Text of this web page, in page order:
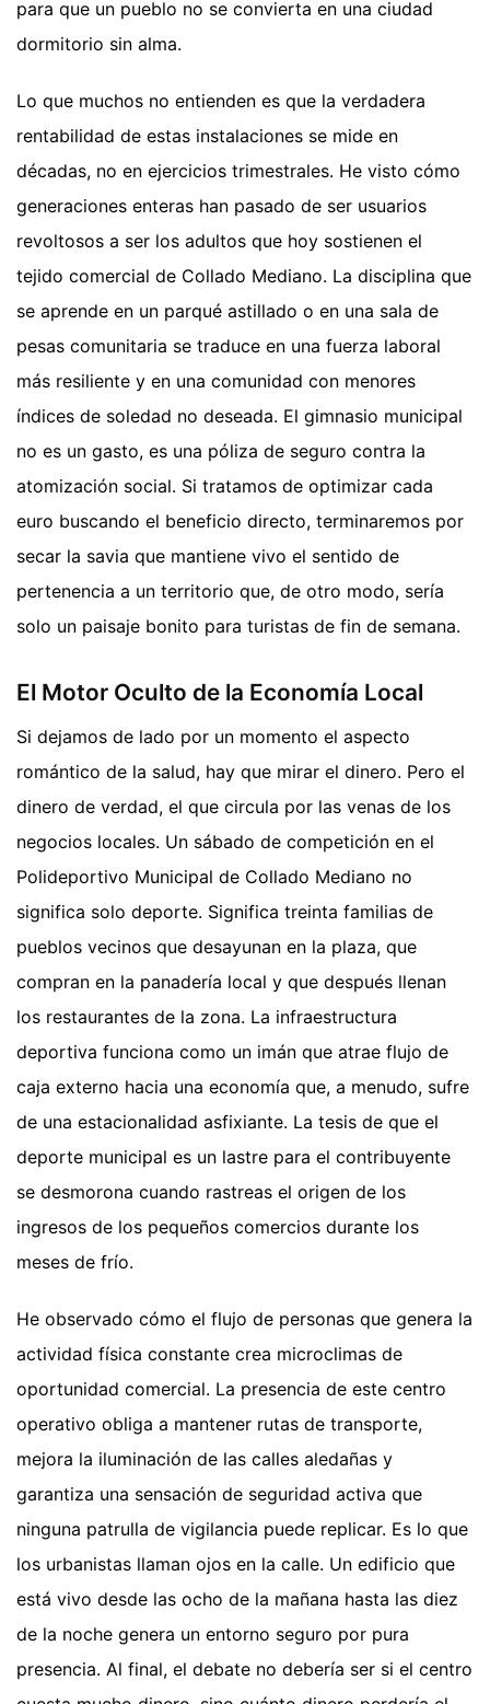
para que un pueblo no se convierta en una ciudad
dormitorio sin alma.
Lo que muchos no entienden es que la verdadera
rentabilidad de estas instalaciones se mide en
décadas, no en ejercicios trimestrales. He visto cómo
generaciones enteras han pasado de ser usuarios
revoltosos a ser los adultos que hoy sostienen el
tejido comercial de Collado Mediano. La disciplina que
se aprende en un parqué astillado o en una sala de
pesas comunitaria se traduce en una fuerza laboral
más resiliente y en una comunidad con menores
índices de soledad no deseada. El gimnasio municipal
no es un gasto, es una póliza de seguro contra la
atomización social. Si tratamos de optimizar cada
euro buscando el beneficio directo, terminaremos por
secar la savia que mantiene vivo el sentido de
pertenencia a un territorio que, de otro modo, sería
solo un paisaje bonito para turistas de fin de semana.
El Motor Oculto de la Economía Local
Si dejamos de lado por un momento el aspecto
romántico de la salud, hay que mirar el dinero. Pero el
dinero de verdad, el que circula por las venas de los
negocios locales. Un sábado de competición en el
Polideportivo Municipal de Collado Mediano no
significa solo deporte. Significa treinta familias de
pueblos vecinos que desayunan en la plaza, que
compran en la panadería local y que después llenan
los restaurantes de la zona. La infraestructura
deportiva funciona como un imán que atrae flujo de
caja externo hacia una economía que, a menudo, sufre
de una estacionalidad asfixiante. La tesis de que el
deporte municipal es un lastre para el contribuyente
se desmorona cuando rastreas el origen de los
ingresos de los pequeños comercios durante los
meses de frío.
He observado cómo el flujo de personas que genera la
actividad física constante crea microclimas de
oportunidad comercial. La presencia de este centro
operativo obliga a mantener rutas de transporte,
mejora la iluminación de las calles aledañas y
garantiza una sensación de seguridad activa que
ninguna patrulla de vigilancia puede replicar. Es lo que
los urbanistas llaman ojos en la calle. Un edificio que
está vivo desde las ocho de la mañana hasta las diez
de la noche genera un entorno seguro por pura
presencia. Al final, el debate no debería ser si el centro